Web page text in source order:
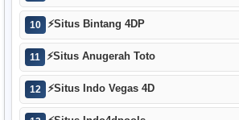
10 ⚡Situs Bintang 4DP
11 ⚡Situs Anugerah Toto
12 ⚡Situs Indo Vegas 4D